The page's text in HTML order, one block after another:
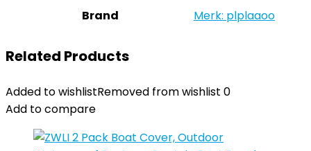
Brand Merk: plplaaoo
Related Products
Added to wishlistRemoved from wishlist 0
Add to compare